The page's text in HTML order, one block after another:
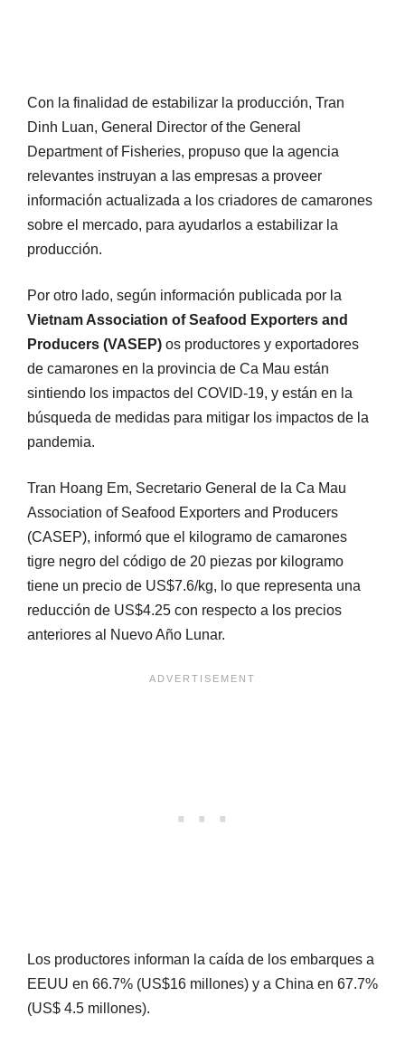
Con la finalidad de estabilizar la producción, Tran
Dinh Luan, General Director of the General
Department of Fisheries, propuso que la agencia
relevantes instruyan a las empresas a proveer
información actualizada a los criadores de camarones
sobre el mercado, para ayudarlos a estabilizar la
producción.
Por otro lado, según información publicada por la
Vietnam Association of Seafood Exporters and
Producers (VASEP) os productores y exportadores
de camarones en la provincia de Ca Mau están
sintiendo los impactos del COVID-19, y están en la
búsqueda de medidas para mitigar los impactos de la
pandemia.
Tran Hoang Em, Secretario General de la Ca Mau
Association of Seafood Exporters and Producers
(CASEP), informó que el kilogramo de camarones
tigre negro del código de 20 piezas por kilogramo
tiene un precio de US$7.6/kg, lo que representa una
reducción de US$4.25 con respecto a los precios
anteriores al Nuevo Año Lunar.
Los productores informan la caída de los embarques a
EEUU en 66.7% (US$16 millones) y a China en 67.7%
(US$ 4.5 millones).